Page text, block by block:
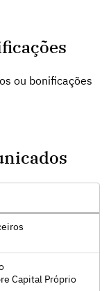
ou bonificações
Capital Próprio